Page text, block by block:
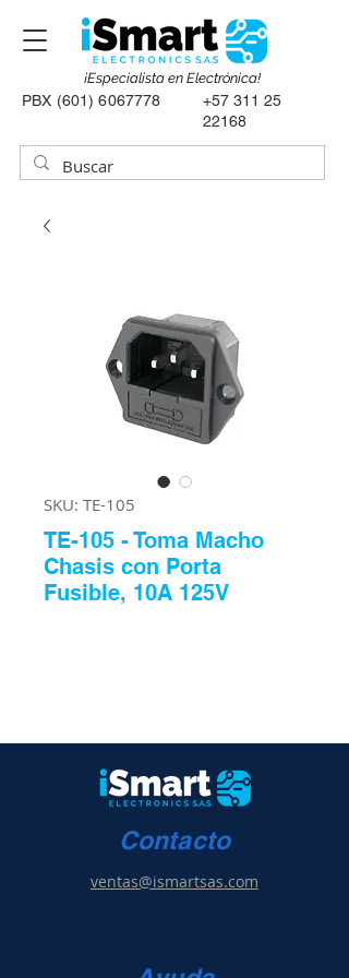
PBX (601) 6067778
+57 311 25
22168
¡Especialista en Electrónica!
SKU: TE-105
TE-105 - Toma Macho
Chasis con Porta
Fusible, 10A 125V
Contacto
ventas@ismartsas.com